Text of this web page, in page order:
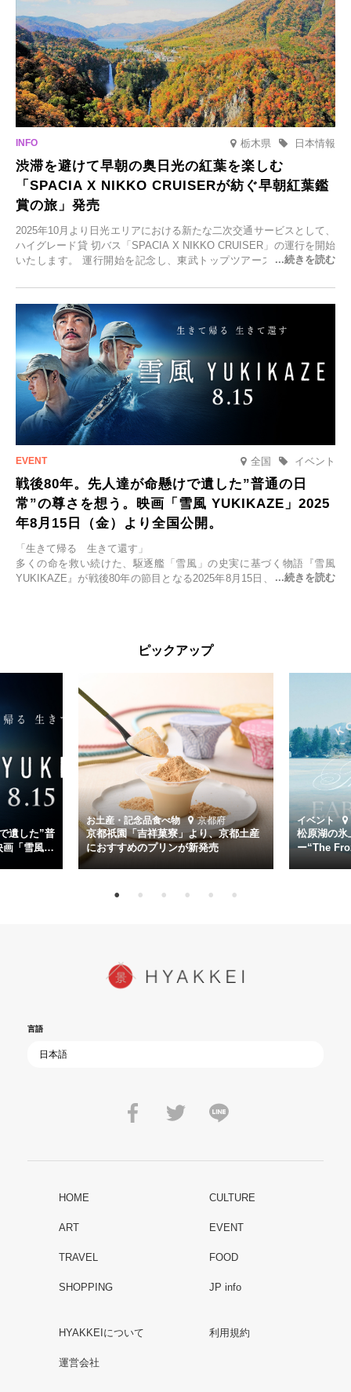
栃木県 日本情報
渋滞を避けて早朝の奥日光の紅葉を楽しむ
「SPACIA X NIKKO CRUISERが紡ぐ早朝紅葉鑑
賞の旅」発売
2025年10月より日光エリアにおける新たな二次交通サービスとして、
ハイグレード貸 切バス「SPACIA X NIKKO CRUISER」の運行を開始
いたします。 運行開始を記念し、東武トップツアーズ株式会社では
2025年9月12日(金)より発売いたします。
全国 イベント
戦後80年。先人達が命懸けで遺した”普通の日
常”の尊さを想う。映画「雪風 YUKIKAZE」2025
年8月15日（金）より全国公開。
「生きて帰る 生きて還す」
多くの命を救い続けた、駆逐艦「雪風」の史実に基づく物語『雪風
YUKIKAZE』が戦後80年の節目となる2025年8月15日、全国公開され
くの仲間の命を救い帰還させ、戦後まで生き抜き「幸運艦」と呼ばれ
主演は「雪風」の艦長・寺澤一利を演じる竹野内豊。先任伍長・早瀬
幸平を玉木宏が演じるほか、奥平大兼、田中麗奈、石丸幹二、益岡徹
など実力派俳優が共演。そして戦艦大和と運命を共にした帝国海軍・
第二艦隊司令長官、伊藤整一を中井貴一が圧倒的な存在感で演じ切
る。
時代が再び、分断と暴力に揺れる現代。本作は「同じ過ちを繰り返す
道を歩んではいないか」と、彼らが命をかけて守りたいと願っ
た”今”を生きる私達に問いかける。戦後80年、戦争の記憶が薄れゆく
今だからこそ、尊い平和の価値を未来に繋ぐ作品『雪風 YUKIKAZE』
を多くの方にご覧いただきたい。
ピックアップ
遺した”普
画「雪風
お土産・記念品食べ物 京都府
京都祇園「吉祥菓寮」より、京都土産
におすすめのプリンが新発売
イベント
松原湖の氷
ー“The
言語
HOME CULTURE
ART EVENT
TRAVEL FOOD
SHOPPING JP info
HYAKKEIについて 利用規約
運営会社